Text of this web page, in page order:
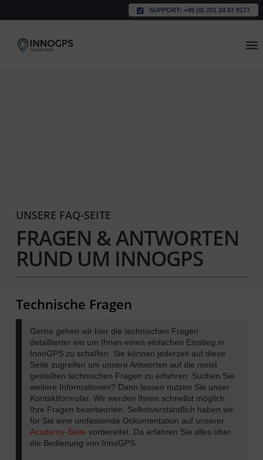
SUPPORT: +49 (0) 201 24 87 9177
UNSERE FAQ-SEITE
FRAGEN & ANTWORTEN
RUND UM INNOGPS
Technische Fragen
Gerne gehen wir hier die technischen Fragen
detaillierter ein um Ihnen einen einfachen Einstieg in
InnoGPS zu schaffen. Sie können jederzeit auf diese
Seite zugreifen um unsere Antworten auf die meist
gestellten technischen Fragen zu erfahren. Suchen Sie
weitere Informationen? Dann lassen nutzen Sie unser
Kontaktformular. Wir werden Ihnen schnellst möglich
Ihre Fragen beantworten. Selbstverständlich haben wir
für Sie eine umfassende Dokumentation auf unserer
Academy-Seite vorbereitet. Da erfahren Sie alles über
die Bedienung von InnoGPS.